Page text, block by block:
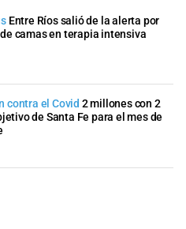
Entre Ríos salió de la alerta por
camas en terapia intensiva
contra el Covid 2 millones con 2
de Santa Fe para el mes de